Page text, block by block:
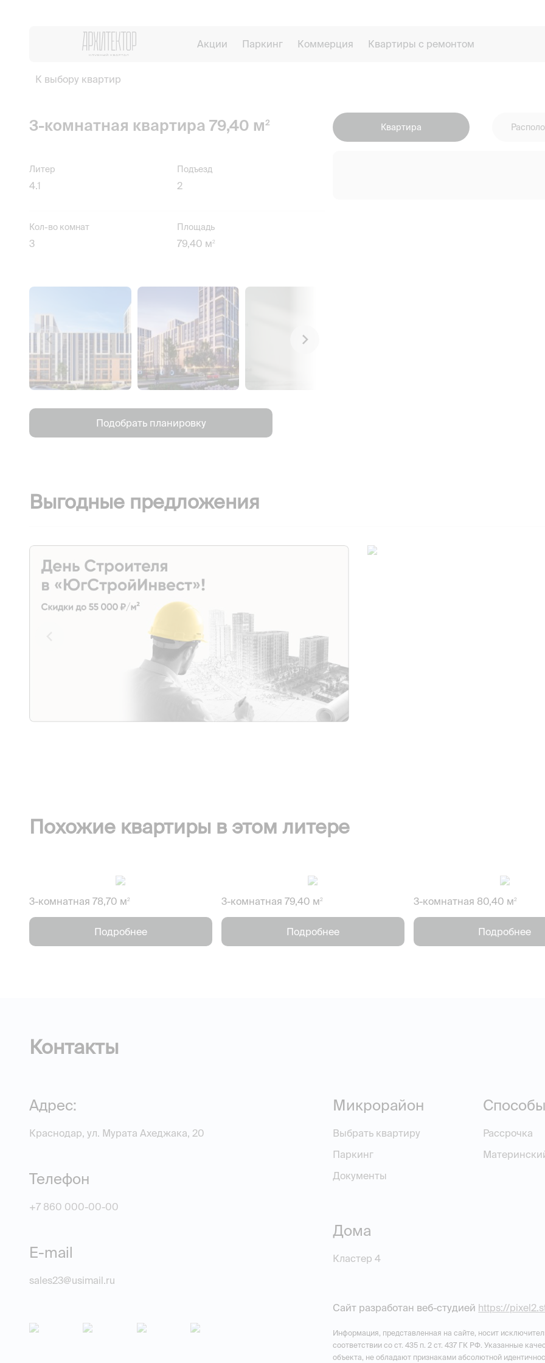
Акции Паркинг Коммерция Квартиры с ремонтом
К выбору квартир
3-комнатная квартира 79,40 м2
Литер
4.1
Подъезд
2
Кол-во комнат
3
Площадь
79,40 м2
Подобрать планировку
Квартира
Выгодные предложения
Похожие квартиры в этом литере
3-комнатная 78,70 м2
Подробнее
3-комнатная 79,40 м2
Подробнее
3-комнатная 80,40 м2
Подробнее
Контакты
Адрес:
Краснодар, ул. Мурата Ахеджака, 20
Телефон
+7 860 000-00-00
E-mail
sales23@usimail.ru
Микрорайон
Выбрать квартиру
Паркинг
Документы
Рассрочка
Дома
Кластер 4
Сайт разработан веб-студией https://
Информация, представленная на сайте, носит
соответствии со ст. 435 п. 2 ст. 437 ГК РФ. Указанные
объекта, не обладают признаками абсолютной